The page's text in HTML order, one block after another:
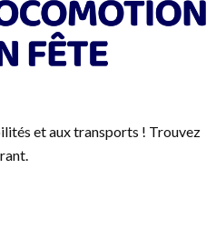
et aux transports ! Trouvez